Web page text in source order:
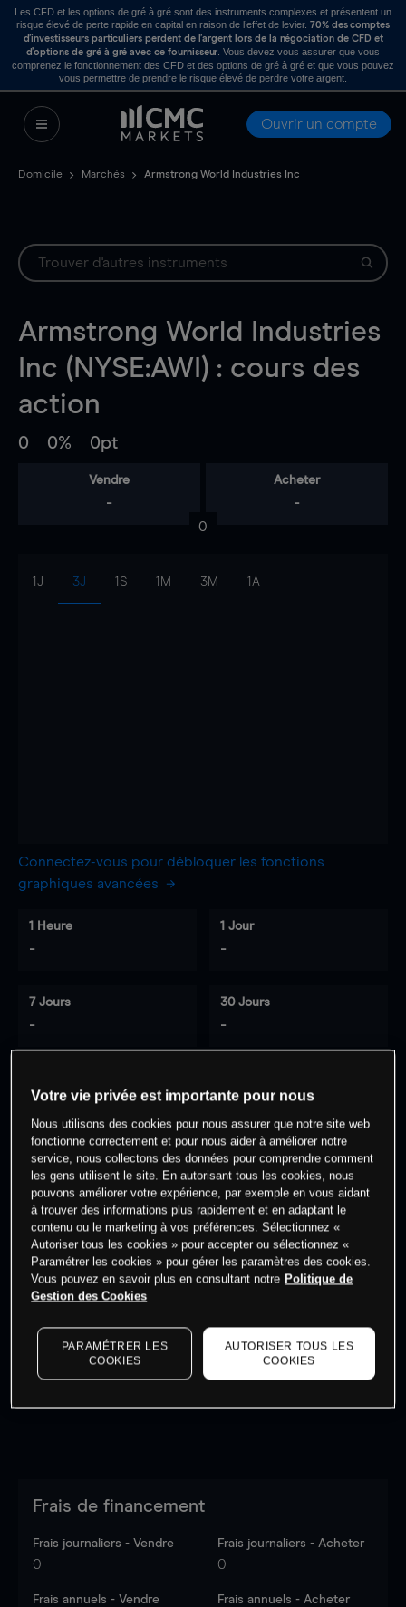
Les CFD et les options de gré à gré sont des instruments complexes et présentent un
risque élevé de perte rapide en capital en raison de l’effet de levier. 70% des comptes
d’investisseurs particuliers perdent de l’argent lors de la négociation de CFD et
d’options de gré à gré avec ce fournisseur . Vous devez vous assurer que vous
comprenez le fonctionnement des CFD et des options de gré à gré et que vous pouvez
vous permettre de prendre le risque élevé de perdre votre argent.
Ouvrir un compte
Domicile Marchés Armstrong World Industries Inc
Armstrong World Industries
Inc (NYSE:AWI) : cours des
action
0 0% 0pt
Vendre
-
Acheter
-
0
1J 3J 1S 1M 3M 1A
Connectez-vous pour débloquer les fonctions
graphiques avancées
1 Heure
-
1 Jour
-
7 Jours
-
30 Jours
-
0% des clients ont une position à
cet actif
Commencez à trader
Les prix sont indicatifs.
dernières données du marché.Log into see latest
market data
Frais de financement
Frais journaliers - Vendre
0
Frais journaliers - Acheter
0
Frais annuels - Vendre Frais annuels - Acheter
Votre vie privée est importante pour nous
Nous utilisons des cookies pour nous assurer que notre site web
fonctionne correctement et pour nous aider à améliorer notre
service, nous collectons des données pour comprendre comment
les gens utilisent le site. En autorisant tous les cookies, nous
pouvons améliorer votre expérience, par exemple en vous aidant
à trouver des informations plus rapidement et en adaptant le
contenu ou le marketing à vos préférences. Sélectionnez «
Autoriser tous les cookies » pour accepter ou sélectionnez «
Paramétrer les cookies » pour gérer les paramètres des cookies.
Vous pouvez en savoir plus en consultant notre Politique de
Gestion des Cookies
PARAMÉTRER LES
COOKIES
AUTORISER TOUS LES
COOKIES